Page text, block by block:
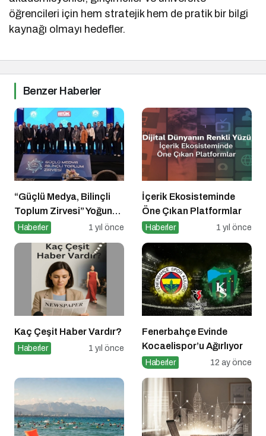
öğrencileri için hem stratejik hem de pratik bir bilgi
kaynağı olmayı hedefler.
Benzer Haberler
“Güçlü Medya, Bilinçli
Toplum Zirvesi” Yoğun
Katılımla Gerçekleşti
Haberler 1 yıl önce
İçerik Ekosisteminde
Öne Çıkan Platformlar
Haberler 1 yıl önce
Kaç Çeşit Haber Vardır?
Haberler 1 yıl önce
Fenerbahçe Evinde
Kocaelispor’u Ağırlıyor
Haberler 12 ay önce